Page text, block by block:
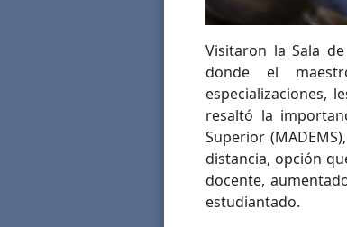
Visitaron la Sala
donde el
especializaciones,
resaltó la
Superior
distancia, opción
docente,
estudiantado.